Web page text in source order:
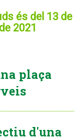
és del 13 de
2021
plaça
d'una